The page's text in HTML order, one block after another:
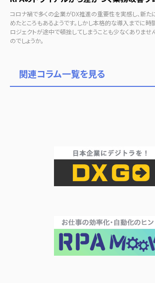
コロナ禍で多くの企業がDX推進の重要性を実感し、新た
めたところもあるようです。しかし本格的な導入までに時
ロジェクトが途中で頓挫してしまうことも少なくありませ
のでしょうか。
関連コラム一覧を見る